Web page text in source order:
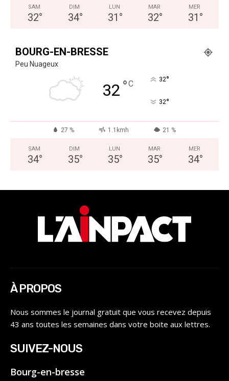
SAM
32°
DIM
34°
LUN
31 °
MAR
32°
MER
31 °
BOURG-EN-BRESSE
Peu Nuageux
32 °C 32°
32°
27 % 1.1kmh 21 %
SAM
34°
DIM
35°
LUN
35°
MAR
35°
MER
34°
À PROPOS
Nous sommes le journal gratuit que vous recevez depuis
43 ans toutes les semaines dans votre boite aux lettres.
SUIVEZ-NOUS
Bourg-en-bresse